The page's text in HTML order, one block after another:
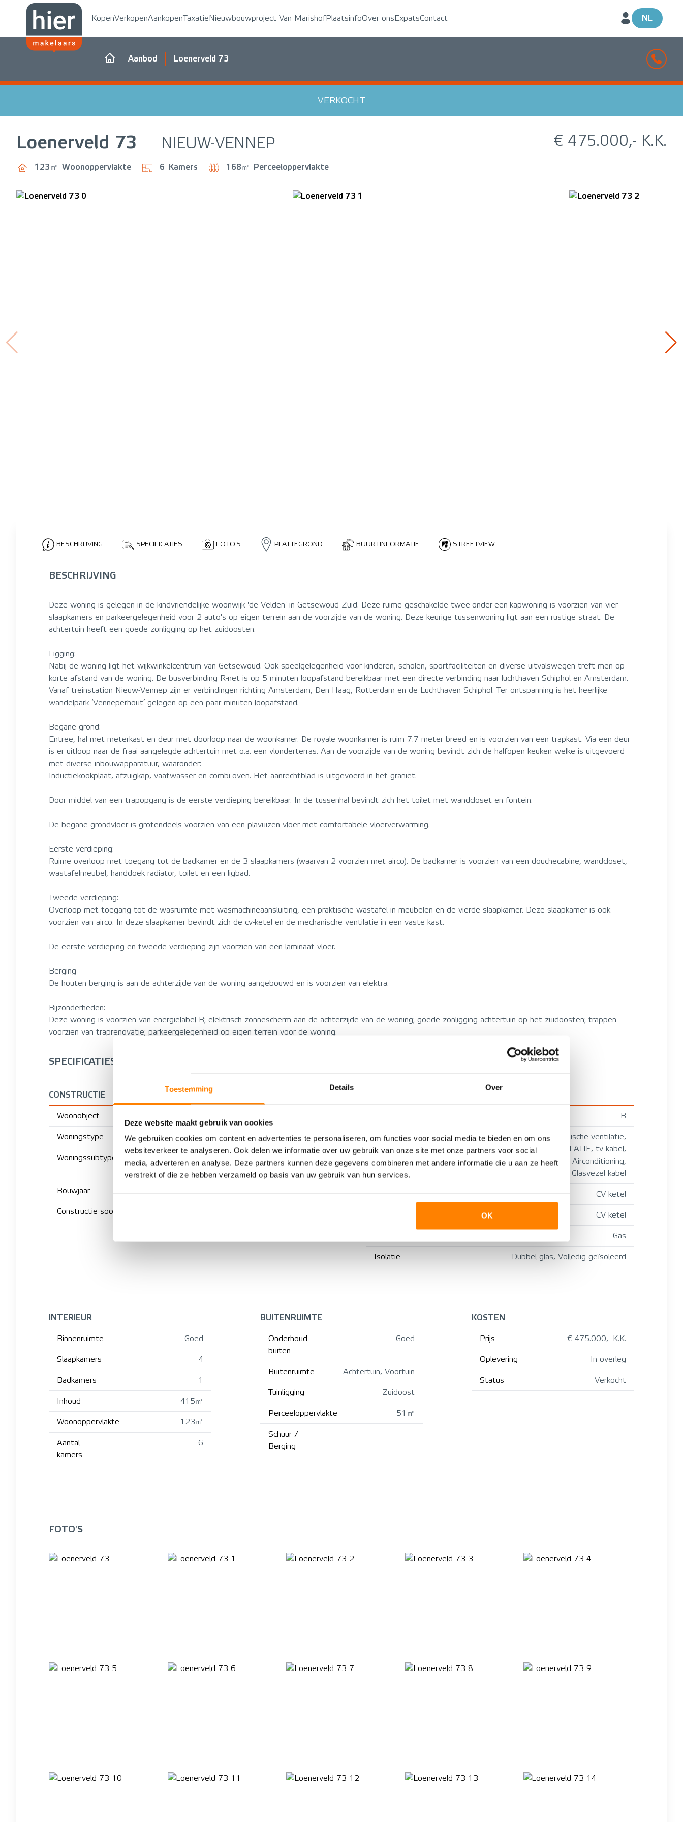
Toestemming Details Over
Deze website maakt gebruik van cookies
We gebruiken cookies om content en advertenties te personaliseren, om functies voor social media te bieden en om ons
websiteverkeer te analyseren. Ook delen we informatie over uw gebruik van onze site met onze partners voor social
media, adverteren en analyse. Deze partners kunnen deze gegevens combineren met andere informatie die u aan ze heeft
verstrekt of die ze hebben verzameld op basis van uw gebruik van hun services.
OK
Kopen VerkopenAankopenTaxatieNieuwbouwproject Van Marishof Plaatsinfo Over onsExpatsContact NL
Aanbod Loenerveld 73
VERKOCHT
Loenerveld 73 NIEUW-VENNEP € 475.000,- K.K.
123㎡ Woonoppervlakte 6 Kamers 168㎡ Perceeloppervlakte
BESCHRIJVING SPECIFICATIES FOTO'S PLATTEGROND BUURTINFORMATIE STREETVIEW
BESCHRIJVING
Deze woning is gelegen in de kindvriendelijke woonwijk 'de Velden' in Getsewoud Zuid. Deze ruime geschakelde twee-onder-een-kapwoning is voorzien van vier
slaapkamers en parkeergelegenheid voor 2 auto's op eigen terrein aan de voorzijde van de woning. Deze keurige tussenwoning ligt aan een rustige straat. De
achtertuin heeft een goede zonligging op het zuidoosten.
Ligging:
Nabij de woning ligt het wijkwinkelcentrum van Getsewoud. Ook speelgelegenheid voor kinderen, scholen, sportfaciliteiten en diverse uitvalswegen treft men op
korte afstand van de woning. De busverbinding R-net is op 5 minuten loopafstand bereikbaar met een directe verbinding naar luchthaven Schiphol en Amsterdam.
Vanaf treinstation Nieuw-Vennep zijn er verbindingen richting Amsterdam, Den Haag, Rotterdam en de Luchthaven Schiphol. Ter ontspanning is het heerlijke
wandelpark ‘Venneperhout’ gelegen op een paar minuten loopafstand.
Begane grond:
Entree, hal met meterkast en deur met doorloop naar de woonkamer. De royale woonkamer is ruim 7.7 meter breed en is voorzien van een trapkast. Via een deur
is er uitloop naar de fraai aangelegde achtertuin met o.a. een vlonderterras. Aan de voorzijde van de woning bevindt zich de halfopen keuken welke is uitgevoerd
met diverse inbouwapparatuur, waaronder:
Inductiekookplaat, afzuigkap, vaatwasser en combi-oven. Het aanrechtblad is uitgevoerd in het graniet.
Door middel van een trapopgang is de eerste verdieping bereikbaar. In de tussenhal bevindt zich het toilet met wandcloset en fontein.
De begane grondvloer is grotendeels voorzien van een plavuizen vloer met comfortabele vloerverwarming.
Eerste verdieping:
Ruime overloop met toegang tot de badkamer en de 3 slaapkamers (waarvan 2 voorzien met airco). De badkamer is voorzien van een douchecabine, wandcloset,
wastafelmeubel, handdoek radiator, toilet en een ligbad.
Tweede verdieping:
Overloop met toegang tot de wasruimte met wasmachineaansluiting, een praktische wastafel in meubelen en de vierde slaapkamer. Deze slaapkamer is ook
voorzien van airco. In deze slaapkamer bevindt zich de cv-ketel en de mechanische ventilatie in een vaste kast.
De eerste verdieping en tweede verdieping zijn voorzien van een laminaat vloer.
Berging
De houten berging is aan de achterzijde van de woning aangebouwd en is voorzien van elektra.
Bijzonderheden:
Deze woning is voorzien van energielabel B; elektrisch zonnescherm aan de achterzijde van de woning; goede zonligging achtertuin op het zuidoosten; trappen
voorzien van traprenovatie; parkeergelegenheid op eigen terrein voor de woning.
SPECIFICATIES
CONSTRUCTIE
Woonobject
Woningstype Eengezinswoning
Woningssubtype
GESCHAKELDE TWEE ONDER
EEN KAPWONING
Bouwjaar
Constructie soort
B
Voorzieningen
Mechanische ventilatie,
ALARMINSTALLATIE, tv kabel,
Buitenzonwering, Airconditioning,
Glasvezel kabel
CV ketel
CV ketel
Gas
Isolatie Dubbel glas, Volledig geïsoleerd
INTERIEUR
Binnenruimte Goed
Slaapkamers 4
Badkamers 1
Inhoud 415㎥
Woonoppervlakte 123㎡
Aantal
kamers
6
BUITENRUIMTE
Onderhoud
buiten
Goed
Buitenruimte Achtertuin, Voortuin
Tuinligging Zuidoost
Perceeloppervlakte 51㎡
Schuur /
Berging
KOSTEN
Prijs € 475.000,- K.K.
Oplevering In overleg
Status Verkocht
FOTO'S